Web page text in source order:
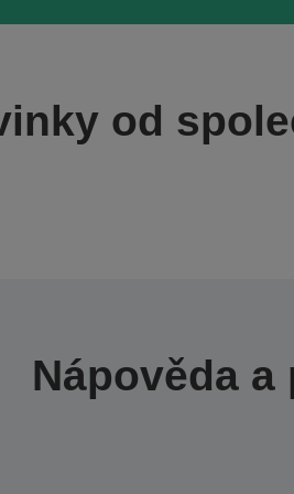
od
Nápověda a